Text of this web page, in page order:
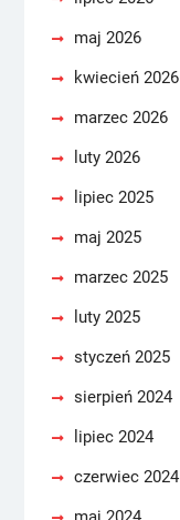
maj 2026
kwiecień 2026
marzec 2026
luty 2026
lipiec 2025
maj 2025
marzec 2025
luty 2025
styczeń 2025
sierpień 2024
lipiec 2024
czerwiec 2024